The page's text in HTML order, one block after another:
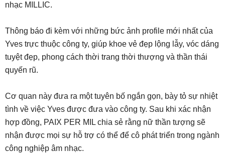
nhạc MILLIC.
Thông báo đi kèm với những bức ảnh profile mới nhất của
Yves trực thuộc công ty, giúp khoe vẻ đẹp lộng lẫy, vóc dáng
tuyệt đẹp, phong cách thời trang thời thượng và thần thái
quyến rũ.
Cơ quan này đưa ra một tuyên bố ngắn gọn, bày tỏ sự nhiệt
tình về việc Yves được đưa vào công ty. Sau khi xác nhận
hợp đồng, PAIX PER MIL chia sẻ rằng nữ thần tượng sẽ
nhận được mọi sự hỗ trợ có thể để cô phát triển trong ngành
công nghiệp âm nhạc.